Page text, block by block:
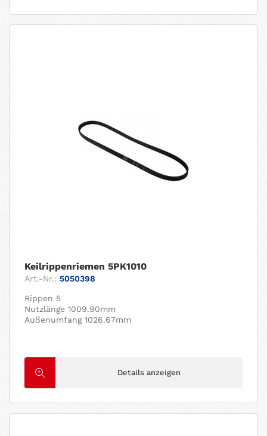
Keilrippenriemen 5PK1010
Art.-Nr.: 5050398
Rippen 5
Nutzlänge 1009.90mm
Außenumfang 1026.67mm
Details anzeigen